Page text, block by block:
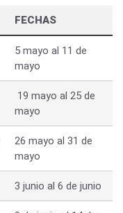
FECHAS
5 mayo al 11 de
mayo
 19 mayo al 25 de
mayo
26 mayo al 31 de
mayo
3 junio al 6 de junio